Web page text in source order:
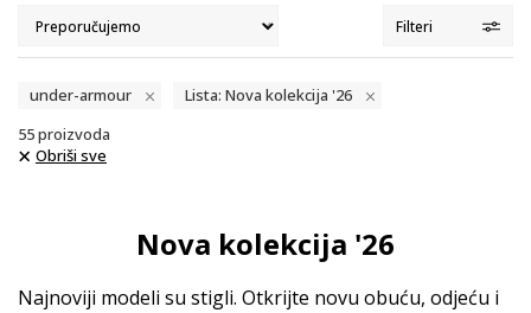
Filteri
under-armour
Lista: Nova kolekcija '26
55proizvoda
Obriši sve
Nova kolekcija '26
Najnoviji modeli su stigli. Otkrijte novu obuću, odjeću i